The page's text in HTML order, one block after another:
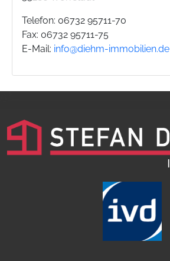
Telefon: 06732 95711-70
Fax: 06732 95711-75
E-Mail: info@diehm-immobilien.de